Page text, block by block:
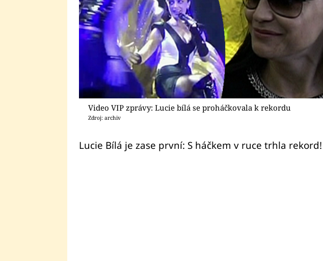
Video VIP zprávy: Lucie bílá se proháčkovala k rekordu
Zdroj: archiv
Lucie Bílá je zase první: S háčkem v ruce trhla rekord!